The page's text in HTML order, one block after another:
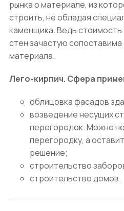
рынка о материале, из
строить, не обладая
каменщика. Ведь
стен зачастую
материала.
Лего-кирпич. Сфера
облицовка фасадов
возведение несущих
перегородок. Можно
перегородку, а
решение;
строительство
строительство домов.